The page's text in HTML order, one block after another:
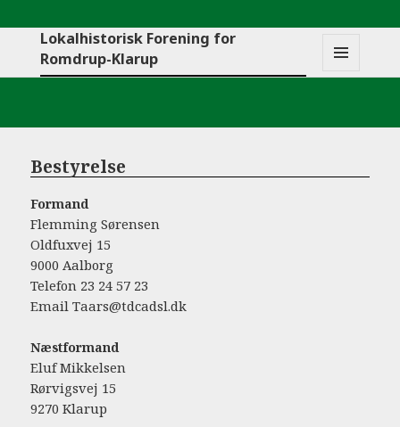
Lokalhistorisk Forening for
Romdrup-Klarup
MENU
Bestyrelse
Formand
Flemming Sørensen
Oldfuxvej 15
9000 Aalborg
Telefon 23 24 57 23
Email Taars@tdcadsl.dk
Næstformand
Eluf Mikkelsen
Rørvigsvej 15
9270 Klarup